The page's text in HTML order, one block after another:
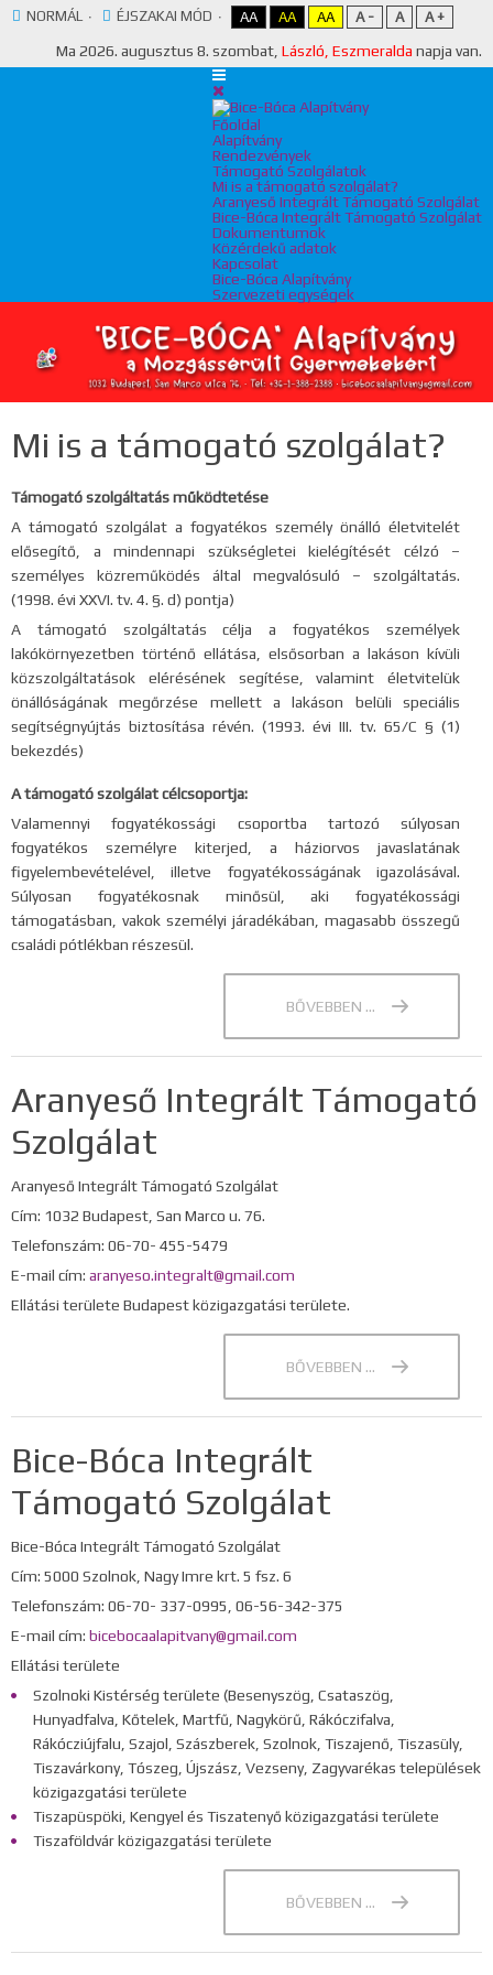
NORMÁL ÉJSZAKAI MÓD AA AA AA A - A A +
Ma 2026. augusztus 8. szombat, László, Eszmeralda napja van.
Főoldal
Alapítvány
Rendezvények
Támogató Szolgálatok
Mi is a támogató szolgálat?
Aranyeső Integrált Támogató Szolgálat
Bice-Bóca Integrált Támogató Szolgálat
Dokumentumok
Közérdekű adatok
Kapcsolat
Bice-Bóca Alapítvány
Szervezeti egységek
Mi is a támogató szolgálat?
Támogató szolgáltatás működtetése
A támogató szolgálat a fogyatékos személy önálló életvitelét
elősegítő, a mindennapi szükségletei kielégítését célzó –
személyes közreműködés által megvalósuló – szolgáltatás.
(1998. évi XXVI. tv. 4. §. d) pontja)
A támogató szolgáltatás célja a fogyatékos személyek
lakókörnyezetben történő ellátása, elsősorban a lakáson kívüli
közszolgáltatások elérésének segítése, valamint életvitelük
önállóságának megőrzése mellett a lakáson belüli speciális
segítségnyújtás biztosítása révén. (1993. évi III. tv. 65/C § (1)
bekezdés)
A támogató szolgálat célcsoportja:
Valamennyi fogyatékossági csoportba tartozó súlyosan
fogyatékos személyre kiterjed, a háziorvos javaslatának
figyelembevételével, illetve fogyatékosságának igazolásával.
Súlyosan fogyatékosnak minősül, aki fogyatékossági
támogatásban, vakok személyi járadékában, magasabb összegű
családi pótlékban részesül.
BŐVEBBEN ...
Aranyeső Integrált Támogató
Szolgálat
Aranyeső Integrált Támogató Szolgálat
Cím: 1032 Budapest, San Marco u. 76.
Telefonszám: 06-70- 455-5479
E-mail cím: aranyeso.integralt@gmail.com
Ellátási területe Budapest közigazgatási területe.
BŐVEBBEN ...
Bice-Bóca Integrált
Támogató Szolgálat
Bice-Bóca Integrált Támogató Szolgálat
Cím: 5000 Szolnok, Nagy Imre krt. 5 fsz. 6
Telefonszám: 06-70- 337-0995, 06-56-342-375
E-mail cím: bicebocaalapitvany@gmail.com
Ellátási területe
Szolnoki Kistérség területe (Besenyszög, Csataszög,
Hunyadfalva, Kőtelek, Martfű, Nagykörű, Rákóczifalva,
Rákócziújfalu, Szajol, Szászberek, Szolnok, Tiszajenő, Tiszasüly,
Tiszavárkony, Tószeg, Újszász, Vezseny, Zagyvarékas települések
közigazgatási területe
Tiszapüspöki, Kengyel és Tiszatenyő közigazgatási területe
Tiszaföldvár közigazgatási területe
BŐVEBBEN ...